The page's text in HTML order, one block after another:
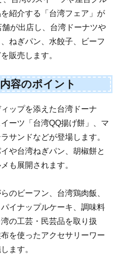
紹介する「台湾フェア」が
が出店し、台湾ドーナツや
ねぎパン、水餃子、ビーフ
販売します。
容のポイント
ップを添えた台湾ドーナ
ーツ「台湾QQ揚げ餅」、マ
サンドなどが登場します。
や台湾ねぎパン、胡椒餅と
も展開されます。
のビーフン、台湾鶏肉飯、
イナップルケーキ、調味料
の工芸・民芸品を取り扱
を使ったアクセサリーワー
ます。